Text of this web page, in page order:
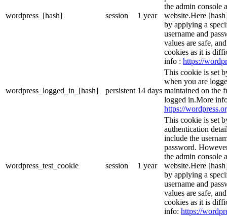
wordpress_[hash] session 1 year
the admin console
website.Here
by applying a
username and
values are safe,
cookies as it is
info : https://
wordpress_logged_in_[hash] persistent 14 days
This cookie is set
when you are
maintained on the
logged in.More
https://
wordpress_test_cookie session 1 year
This cookie is set
authentication
include the
password.
the admin console
website.Here
by applying a
username and
values are safe,
cookies as it is
info: https://